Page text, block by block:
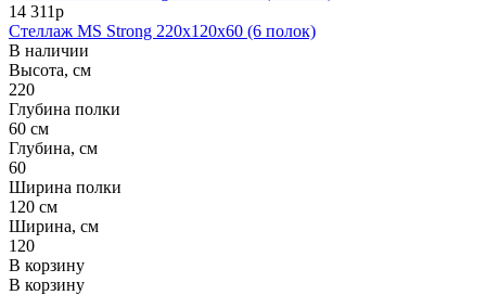
14 311р
Стеллаж MS Strong 220x120x60 (6 полок)
В наличии
Высота, см
220
Глубина полки
60 см
Глубина, см
60
Ширина полки
120 см
Ширина, см
120
В корзину
В корзину